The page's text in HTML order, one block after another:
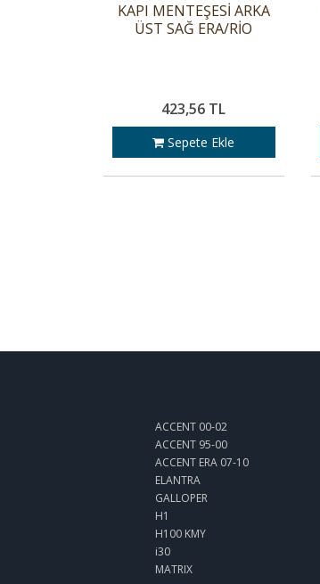
KAPI MENTEŞESİ ARKA
ÜST SAĞ ERA/RİO
423,56 TL
Sepete Ekle
ACCENT 00-02
ACCENT 95-00
ACCENT ERA 07-10
ELANTRA
GALLOPER
H1
H100 KMY
i30
MATRIX